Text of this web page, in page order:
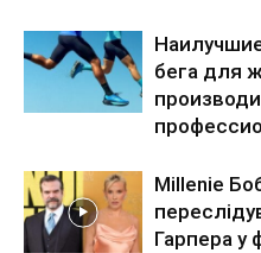
бега для
Millenie
Гарпера у